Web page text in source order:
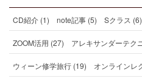
CD紹介 (1) note記事 (5) Sクラス (6)
ZOOM活用 (27) アレキサンダーテク
ウィーン修学旅行 (19) オンラインレ